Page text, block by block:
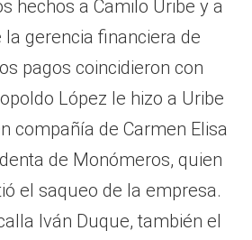
hechos a Camilo Uribe y a
gerencia financiera de
pagos coincidieron con
López le hizo a Uribe
compañía de Carmen Elisa
de Monómeros, quien
el saqueo de la empresa.
Iván Duque, también el